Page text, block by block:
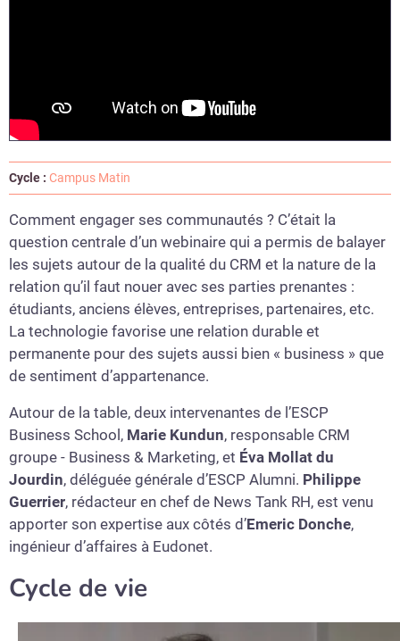
Cycle : Campus Matin
Comment engager ses communautés ? C’était la
question centrale d’un webinaire qui a permis de balayer
les sujets autour de la qualité du CRM et la nature de la
relation qu’il faut nouer avec ses parties prenantes :
étudiants, anciens élèves, entreprises, partenaires, etc.
La technologie favorise une relation durable et
permanente pour des sujets aussi bien « business » que
de sentiment d’appartenance.
Autour de la table, deux intervenantes de l’ESCP
Business School, Marie Kundun, responsable CRM
groupe - Business & Marketing, et Éva Mollat du
Jourdin, déléguée générale d’ESCP Alumni. Philippe
Guerrier, rédacteur en chef de News Tank RH, est venu
apporter son expertise aux côtés d’Emeric Donche,
ingénieur d’affaires à Eudonet.
Cycle de vie